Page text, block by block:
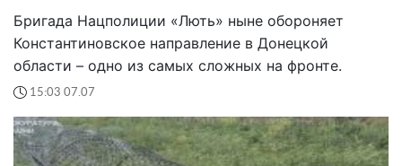
Бригада Нацполиции «Лють» ныне обороняет
Константиновское направление в Донецкой
области – одно из самых сложных на фронте.
15:03 07.07